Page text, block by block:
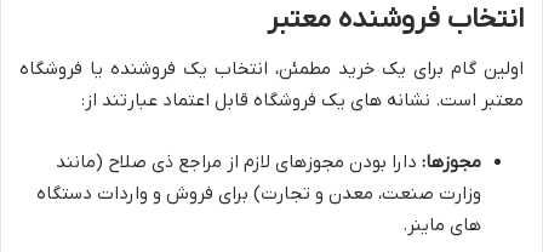
انتخاب فروشنده معتبر
اولین گام برای یک خرید مطمئن، انتخاب یک فروشنده یا فروشگاه
معتبر است. نشانه های یک فروشگاه قابل اعتماد عبارتند از:
مجوزها: دارا بودن مجوزهای لازم از مراجع ذی صلاح (مانند
وزارت صنعت، معدن و تجارت) برای فروش و واردات دستگاه
های ماینر.